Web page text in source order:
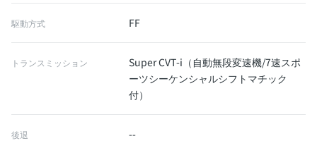
駆動方式 FF
トランスミッション
Super CVT-i（自動無段変速機/7速スポ
ーツシーケンシャルシフトマチック
付）
後退 --